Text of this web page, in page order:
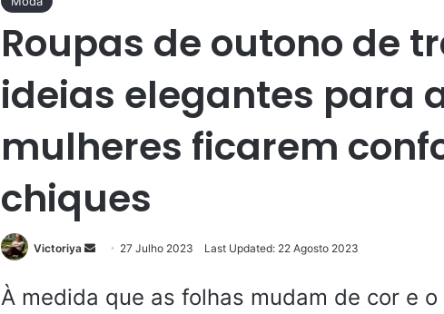
Roupas de outono de
ideias elegantes para
mulheres ficarem
chiques
Victoriya
Send
email
27 Julho 2023 Last Updated: 22 Agosto 2023
À medida que as folhas mudam de cor e